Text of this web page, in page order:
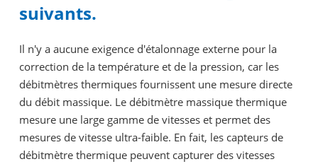
suivants.
Il n'y a aucune exigence d'étalonnage externe pour la
correction de la température et de la pression, car les
débitmètres thermiques fournissent une mesure directe
du débit massique. Le débitmètre massique thermique
mesure une large gamme de vitesses et permet des
mesures de vitesse ultra-faible. En fait, les capteurs de
débitmètre thermique peuvent capturer des vitesses